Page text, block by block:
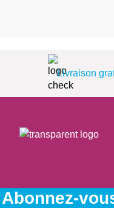
Livraison
Abonnez-